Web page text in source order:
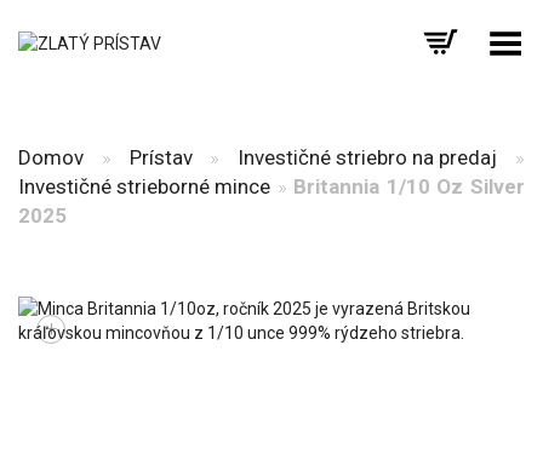
Prepnúť menu
Domov » Prístav» Investičné striebro na predaj »
Investičné strieborné mince » Britannia 1/10 Oz Silver
2025
+